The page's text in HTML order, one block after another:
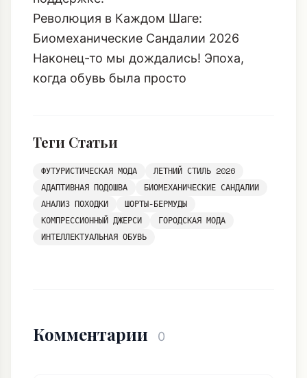
Революция в Каждом Шаге:
Биомеханические Сандалии 2026
Наконец-то мы дождались! Эпоха,
когда обувь была просто
Теги Статьи
ФУТУРИСТИЧЕСКАЯ МОДА
ЛЕТНИЙ СТИЛЬ 2026
АДАПТИВНАЯ ПОДОШВА
БИОМЕХАНИЧЕСКИЕ САНДАЛИИ
АНАЛИЗ ПОХОДКИ
ШОРТЫ-БЕРМУДЫ
КОМПРЕССИОННЫЙ ДЖЕРСИ
ГОРОДСКАЯ МОДА
ИНТЕЛЛЕКТУАЛЬНАЯ ОБУВЬ
Комментарии 0